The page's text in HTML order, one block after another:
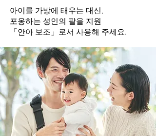
아이를 가방에 태우는 대신,
포옹하는 성인의 팔을 지원
「안아 보조」로서 사용해 주세요.